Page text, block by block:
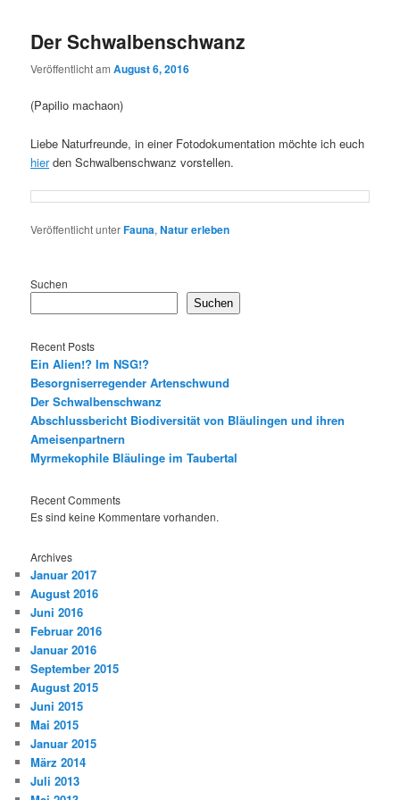
Der Schwalbenschwanz
Veröffentlicht amAugust 6, 2016
(Papilio machaon)
Liebe Naturfreunde, in einer Fotodokumentation möchte ich euch
hierden Schwalbenschwanz vorstellen.
Veröffentlicht unterFauna,Natur erleben
Suchen
Suchen
Recent Posts
Ein Alien!? Im NSG!?
Besorgniserregender Artenschwund
Der Schwalbenschwanz
Abschlussbericht Biodiversität von Bläulingen und ihren
Ameisenpartnern
Myrmekophile Bläulinge im Taubertal
Recent Comments
Es sind keine Kommentare vorhanden.
Archives
Januar 2017
August 2016
Juni 2016
Februar 2016
Januar 2016
September 2015
August 2015
Juni 2015
Mai 2015
Januar 2015
März 2014
Juli 2013